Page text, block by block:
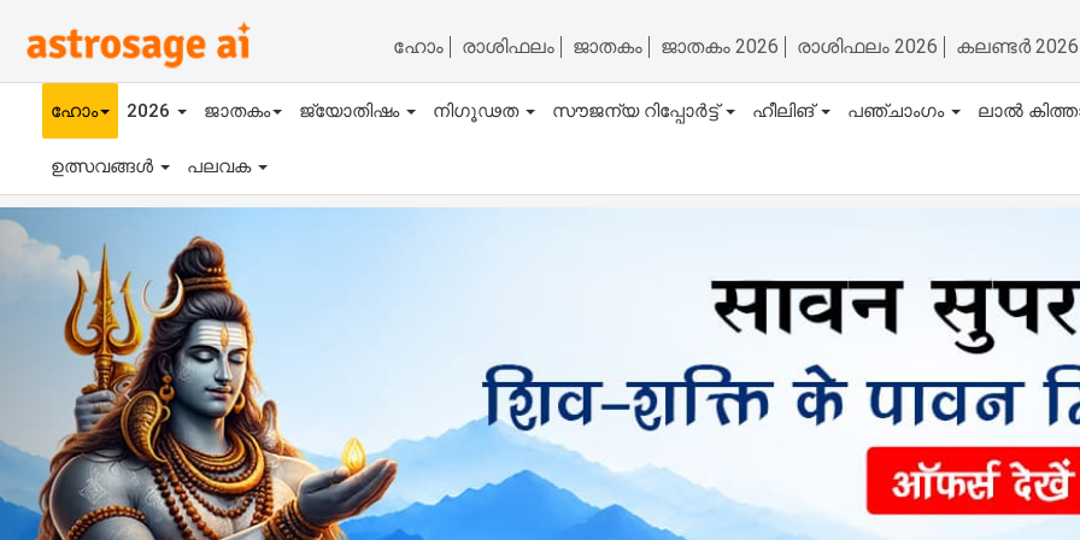
ഹോം രാശിഫലം ജാതകം ജാതകം 2026 രാശിഫലം 2026 കലണ്ടർ 2026
ഹോം 2026 ജാതകം ജ്യോതിഷം നിഗൂഢത സൗജന്യ റിപ്പോർട്ട് ഹീലിങ് പഞ്ചാംഗം ലാൽ
ഉത്സവങ്ങൾ പലവക
Previous